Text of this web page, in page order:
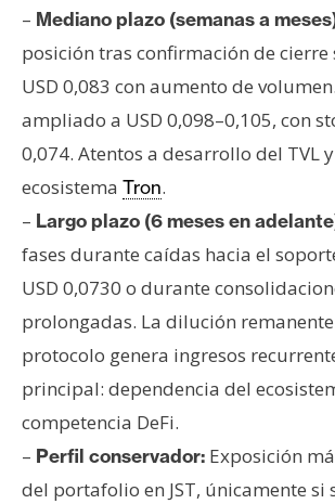
– Mediano plazo (semanas a
posición tras confirmación de cierre
USD 0,083 con aumento de
ampliado a USD 0,098–0,105, con
0,074. Atentos a desarrollo del TVL
ecosistema Tron.
– Largo plazo (6 meses en
fases durante caídas hacia el
USD 0,0730 o durante
prolongadas. La dilución
protocolo genera ingresos
principal: dependencia del
competencia DeFi.
– Perfil conservador: Exposición
del portafolio en JST, únicamente si